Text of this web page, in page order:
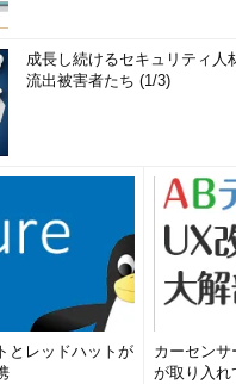
成長し続けるセキュリティ人
流出被害者たち (1/3)
とレッドハットが
カーセンサ
が取り入れ